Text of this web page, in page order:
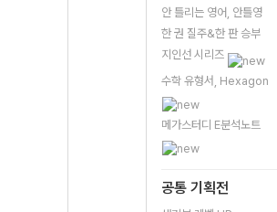
안 틀리는 영어, 안틀영
한 권 질주&한 판 승부
지인선 시리즈
수학 유형서, Hexagon
메가스터디 E분석노트
공통 기획전